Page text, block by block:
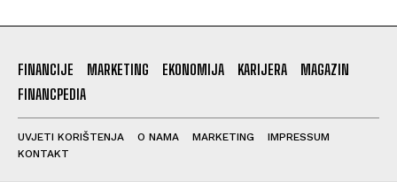
FINANCIJE MARKETING EKONOMIJA KARIJERA
MAGAZIN
FINANCPEDIA
UVJETI KORIŠTENJA O NAMA MARKETING
IMPRESSUM
KONTAKT